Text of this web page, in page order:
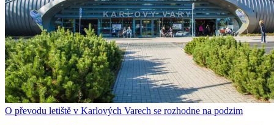
O převodu letiště v Karlových Varech se rozhodne na podzim